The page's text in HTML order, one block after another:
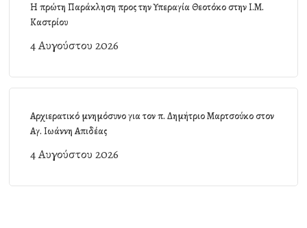
Η πρώτη Παράκληση προς την Υπεραγία Θεοτόκο στην Ι.Μ.
Καστρίου
4 Αυγούστου 2026
Αρχιερατικό μνημόσυνο για τον π. Δημήτριο Μαρτσούκο στον
Αγ. Ιωάννη Απιδέας
4 Αυγούστου 2026